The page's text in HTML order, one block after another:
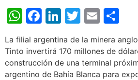
WhatsApp
Facebook
LinkedIn
Twitter
Email
La filial argentina de la minera
Tinto invertirá 170 millones de
construcción de una terminal
argentino de Bahía Blanca para